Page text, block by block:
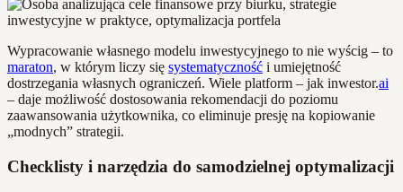
Wypracowanie własnego modelu inwestycyjnego to nie wyścig – to
maraton, w którym liczy się systematyczność i umiejętność
dostrzegania własnych ograniczeń. Wiele platform – jak inwestor.ai
– daje możliwość dostosowania rekomendacji do poziomu
zaawansowania użytkownika, co eliminuje presję na kopiowanie
„modnych” strategii.
Checklisty i narzędzia do samodzielnej optymalizacji